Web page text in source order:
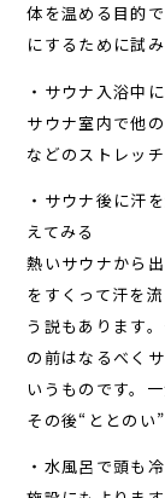
体を温める目的
にするために試
・サウナ入浴中
サウナ室内で他
などのストレッ
・サウナ後に汗
えてみる
熱いサウナから
をすくって汗を
う説もあります
の前はなるべく
いうものです。
その後“ととのい
・水風呂で頭も